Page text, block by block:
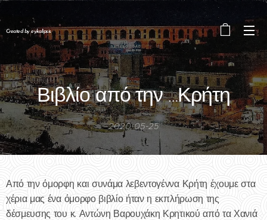
Created by eykalipsis
Βιβλίο από την …Κρήτη
2020-05-25
Από την όμορφη και συνάμα λεβεντογέννα Κρήτη έχουμε στα
χέρια μας ένα όμορφο βιβλίο ήταν η εκπλήρωση της
δέσμευσης του κ. Αντώνη Βαρουχάκη Κρητικού από τα Χανιά